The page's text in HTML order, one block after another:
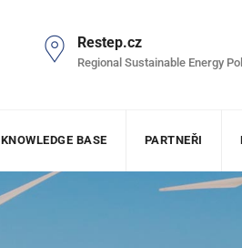
Restep.cz
Regional Sustainable Energy
KNOWLEDGE BASE PARTNEŘI